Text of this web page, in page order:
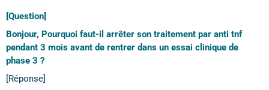
[Question]
Bonjour, Pourquoi faut-il arrêter son traitement par anti tnf
pendant 3 mois avant de rentrer dans un essai clinique de
phase 3 ?
[Réponse]